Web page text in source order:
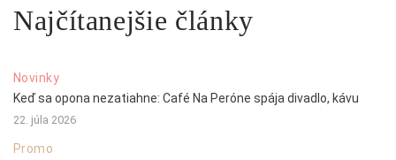
Najčítanejšie články
Novinky
Keď sa opona nezatiahne: Café Na Peróne spája divadlo, kávu
22. júla 2026
Promo